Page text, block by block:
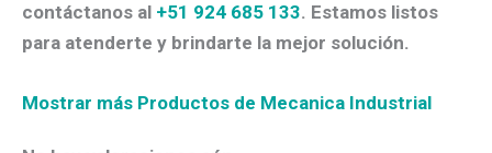
contáctanos al +51 924 685 133. Estamos listos
para atenderte y brindarte la mejor solución.
Mostrar más Productos de Mecanica Industrial